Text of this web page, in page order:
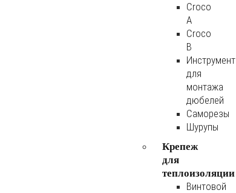
Croco
A
Croco
B
Инструмент
для
монтажа
дюбелей
Саморезы
Шурупы
Крепеж
для
теплоизоляции
Винтовой